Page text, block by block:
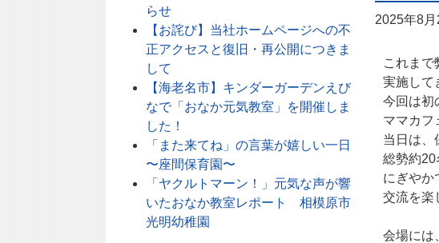
2025年8月
これまで
実施して
今回は初
ママカフ
当日は、
総勢約20
にぎやか
交流を楽
会場には
らせ
【お詫び】当社ホームページへの不
正アクセスと復旧・再公開につきま
して
【海老名市】キンダーガーデンえび
なで「おなか元気教室」を開催しま
した！
「また来てね」の言葉が嬉しい一日
〜座間保育園〜
「ヤクルトマーン！」元気な声が響
いたおなか教室レポート 相模原市
光明幼稚園